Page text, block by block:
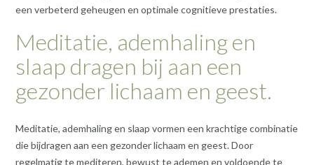
een verbeterd geheugen en optimale cognitieve prestaties.
Meditatie, ademhaling en
slaap dragen bij aan een
gezonder lichaam en geest.
Meditatie, ademhaling en slaap vormen een krachtige combinatie
die bijdragen aan een gezonder lichaam en geest. Door
regelmatig te mediteren, bewust te ademen en voldoende te